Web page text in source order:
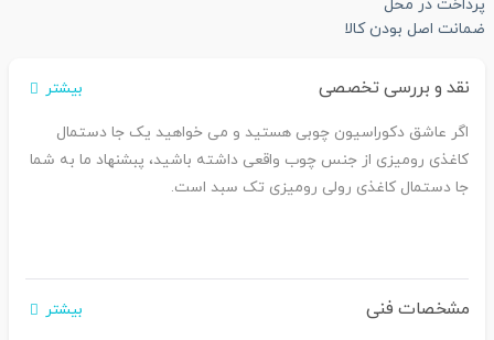
پرداخت در محل
ضمانت اصل بودن کالا
نقد و بررسی تخصصی بیشتر
اگر عاشق دکوراسیون چوبی هستید و می خواهید یک جا دستمال
کاغذی رومیزی از جنس چوب واقعی داشته باشید، پبشنهاد ما به شما
جا دستمال کاغذی رولی رومیزی تک سبد است.
مشخصات فنی بیشتر